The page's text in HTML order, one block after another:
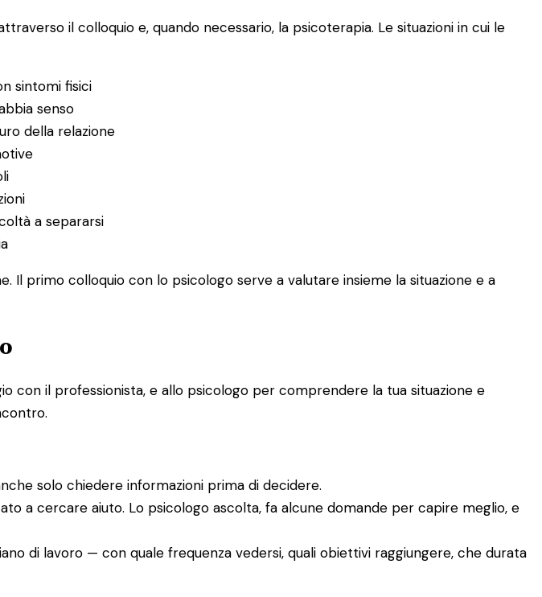
il colloquio e, quando necessario, la psicoterapia. Le situazioni in cui le
sintomi fisici
senso
della relazione
a separarsi
primo colloquio con lo psicologo serve a valutare insieme la situazione e a
con il professionista, e allo psicologo per comprendere la tua situazione e
solo chiedere informazioni prima di decidere.
a cercare aiuto. Lo psicologo ascolta, fa alcune domande per capire meglio, e
di lavoro — con quale frequenza vedersi, quali obiettivi raggiungere, che durata